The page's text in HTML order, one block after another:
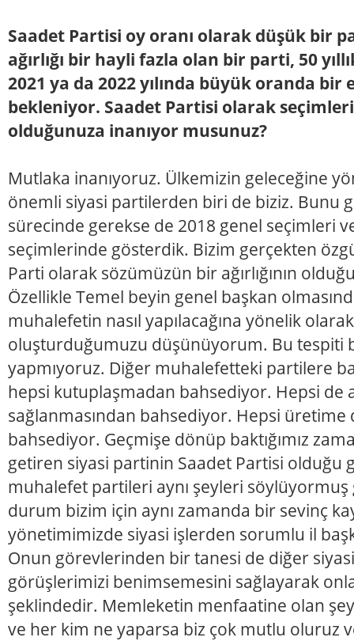
Saadet Partisi oy oranı olarak düşük bir
ağırlığı bir hayli fazla olan bir parti, 50
2021 ya da 2022 yılında büyük oranda bir
bekleniyor. Saadet Partisi olarak
olduğunuza inanıyor musunuz?
Mutlaka inanıyoruz. Ülkemizin geleceğine
önemli siyasi partilerden biri de biziz. Bunu
sürecinde gerekse de 2018 genel seçimleri
seçimlerinde gösterdik. Bizim gerçekten
Parti olarak sözümüzün bir ağırlığının
Özellikle Temel beyin genel başkan
muhalefetin nasıl yapılacağına yönelik
oluşturduğumuzu düşünüyorum. Bu tespiti
yapmıyoruz. Diğer muhalefetteki partilere
hepsi kutuplaşmadan bahsediyor. Hepsi de
sağlanmasından bahsediyor. Hepsi üretime
bahsediyor. Geçmişe dönüp baktığımız
getiren siyasi partinin Saadet Partisi olduğu
muhalefet partileri aynı şeyleri
durum bizim için aynı zamanda bir sevinç
yönetimimizde siyasi işlerden sorumlu il
Onun görevlerinden bir tanesi de diğer
görüşlerimizi benimsemesini sağlayarak
şeklindedir. Memleketin menfaatine olan
ve her kim ne yaparsa biz çok mutlu oluruz